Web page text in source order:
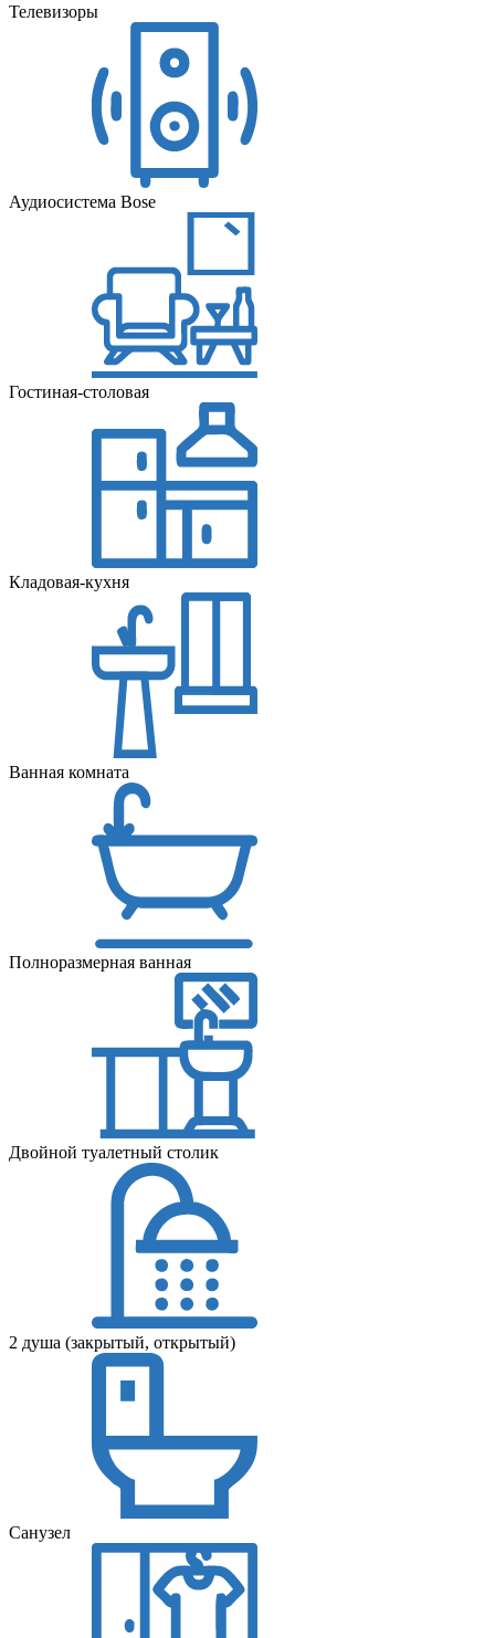
Телевизоры
Аудиосистема Bose
Гостиная-столовая
Кладовая-кухня
Ванная комната
Полноразмерная ванная
Двойной туалетный столик
2 душа (закрытый, открытый)
Санузел